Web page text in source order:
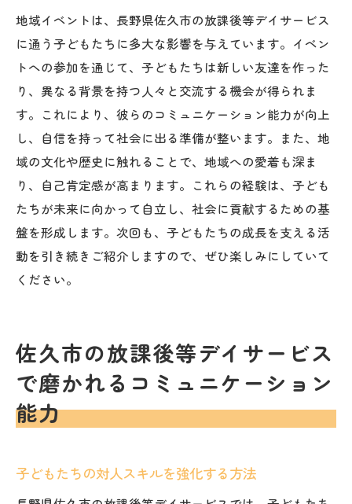
地域イベントは、長野県佐久市の放課後等デイサービス
に通う子どもたちに多大な影響を与えています。イベン
トへの参加を通じて、子どもたちは新しい友達を作った
り、異なる背景を持つ人々と交流する機会が得られま
す。これにより、彼らのコミュニケーション能力が向上
し、自信を持って社会に出る準備が整います。また、地
域の文化や歴史に触れることで、地域への愛着も深ま
り、自己肯定感が高まります。これらの経験は、子ども
たちが未来に向かって自立し、社会に貢献するための基
盤を形成します。次回も、子どもたちの成長を支える活
動を引き続きご紹介しますので、ぜひ楽しみにしていて
ください。
佐久市の放課後等デイサービス
で磨かれるコミュニケーション
能力
子どもたちの対人スキルを強化する方法